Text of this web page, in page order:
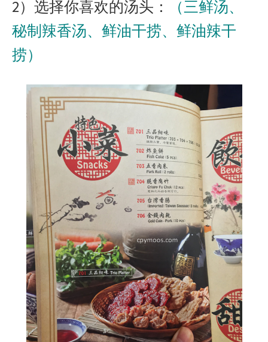
2）选择你喜欢的汤头：
（三鲜汤、
秘制辣香汤、鲜油干捞、鲜油辣干
捞）